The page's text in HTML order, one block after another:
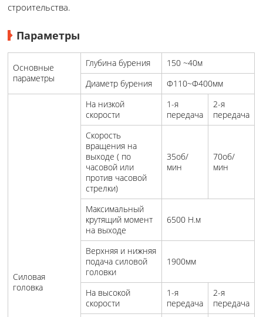
строительства.
Параметры
Основные
параметры
Глубина бурения
150 ~40м
Диаметр бурения
Φ110~Φ400мм
Силовая
головка
На низкой
скорости
1-я
передача
2-я
передача
Скорость
вращения на
выходе ( по
часовой или
против часовой
стрелки)
35об/
мин
70об/
мин
Максимальный
крутящий момент
на выходе
6500 Н.м
Верхняя и нижняя
подача силовой
головки
1900мм
На высокой
скорости
1-я
передача
2-я
передача